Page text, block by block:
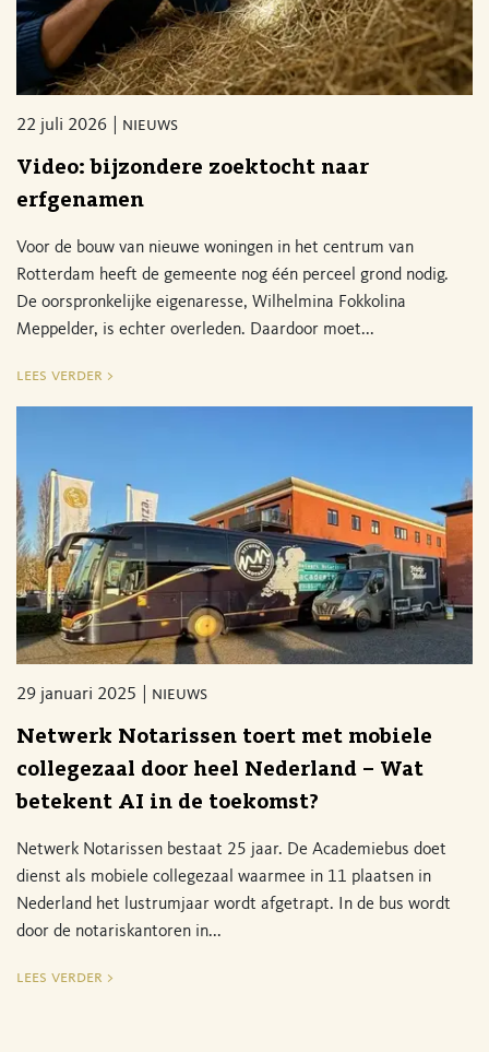
22 juli 2026 nieuws
Video: bijzondere zoektocht naar
erfgenamen
Voor de bouw van nieuwe woningen in het centrum van
Rotterdam heeft de gemeente nog één perceel grond nodig.
De oorspronkelijke eigenaresse, Wilhelmina Fokkolina
Meppelder, is echter overleden. Daardoor moet...
lees verder >
29 januari 2025 nieuws
Netwerk Notarissen toert met mobiele
collegezaal door heel Nederland – Wat
betekent AI in de toekomst?
Netwerk Notarissen bestaat 25 jaar. De Academiebus doet
dienst als mobiele collegezaal waarmee in 11 plaatsen in
Nederland het lustrumjaar wordt afgetrapt. In de bus wordt
door de notariskantoren in...
lees verder >